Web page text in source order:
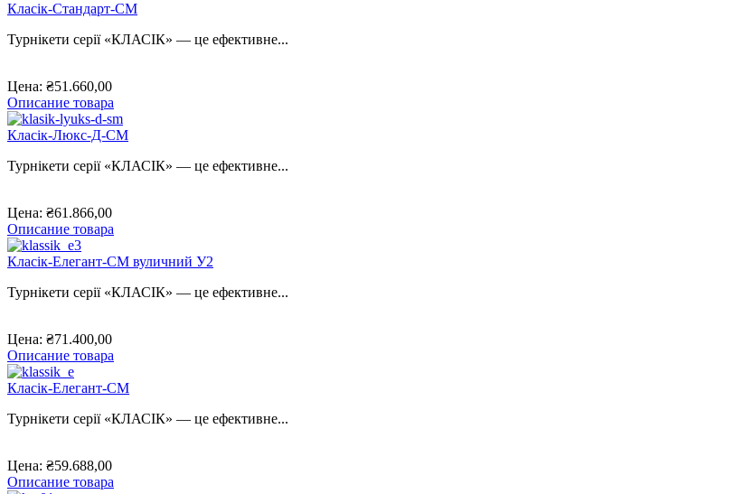
Класік-Стандарт-CM
Турнікети серії «КЛАСІК» — це ефективне...
Цена: ₴51.660,00
Описание товара
Класік-Люкс-Д-СМ
Турнікети серії «КЛАСІК» — це ефективне...
Цена: ₴61.866,00
Описание товара
Класік-Елегант-CМ вуличний У2
Турнікети серії «КЛАСІК» — це ефективне...
Цена: ₴71.400,00
Описание товара
Класік-Елегант-CМ
Турнікети серії «КЛАСІК» — це ефективне...
Цена: ₴59.688,00
Описание товара